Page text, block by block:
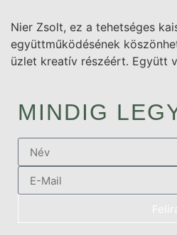
Nier Zsolt, ez a tehetséges
együttműködésének
üzlet kreatív részéért. Együtt
MINDIG